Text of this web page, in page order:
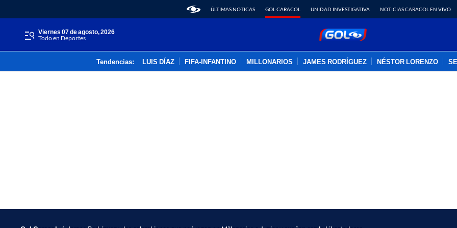
ÚLTIMAS NOTICAS GOL CARACOL UNIDAD INVESTIGATIVA NOTICIAS CARACOL EN VIVO
viernes 07 de agosto, 2026
Todo en Deportes
Tendencias: LUIS DÍAZ FIFA-INFANTINO MILLONARIOS JAMES RODRÍGUEZ NÉSTOR LORENZO